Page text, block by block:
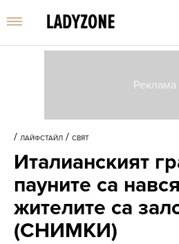
/ ЛАЙФСТАЙЛ / СВЯТ
Италианският
пауните са
жителите са
(СНИМКИ)